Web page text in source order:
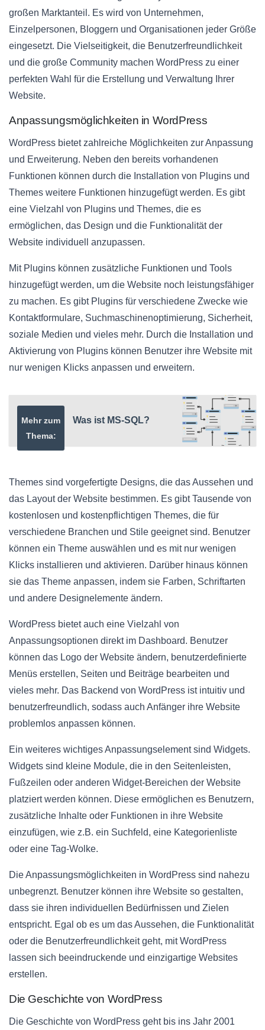
großen Marktanteil. Es wird von Unternehmen,
Einzelpersonen, Bloggern und Organisationen jeder Größe
eingesetzt. Die Vielseitigkeit, die Benutzerfreundlichkeit
und die große Community machen WordPress zu einer
perfekten Wahl für die Erstellung und Verwaltung Ihrer
Website.
Anpassungsmöglichkeiten in WordPress
WordPress bietet zahlreiche Möglichkeiten zur Anpassung
und Erweiterung. Neben den bereits vorhandenen
Funktionen können durch die Installation von Plugins und
Themes weitere Funktionen hinzugefügt werden. Es gibt
eine Vielzahl von Plugins und Themes, die es
ermöglichen, das Design und die Funktionalität der
Website individuell anzupassen.
Mit Plugins können zusätzliche Funktionen und Tools
hinzugefügt werden, um die Website noch leistungsfähiger
zu machen. Es gibt Plugins für verschiedene Zwecke wie
Kontaktformulare, Suchmaschinenoptimierung, Sicherheit,
soziale Medien und vieles mehr. Durch die Installation und
Aktivierung von Plugins können Benutzer ihre Website mit
nur wenigen Klicks anpassen und erweitern.
Mehr zum
Thema:
Was ist MS-SQL?
Themes sind vorgefertigte Designs, die das Aussehen und
das Layout der Website bestimmen. Es gibt Tausende von
kostenlosen und kostenpflichtigen Themes, die für
verschiedene Branchen und Stile geeignet sind. Benutzer
können ein Theme auswählen und es mit nur wenigen
Klicks installieren und aktivieren. Darüber hinaus können
sie das Theme anpassen, indem sie Farben, Schriftarten
und andere Designelemente ändern.
WordPress bietet auch eine Vielzahl von
Anpassungsoptionen direkt im Dashboard. Benutzer
können das Logo der Website ändern, benutzerdefinierte
Menüs erstellen, Seiten und Beiträge bearbeiten und
vieles mehr. Das Backend von WordPress ist intuitiv und
benutzerfreundlich, sodass auch Anfänger ihre Website
problemlos anpassen können.
Ein weiteres wichtiges Anpassungselement sind Widgets.
Widgets sind kleine Module, die in den Seitenleisten,
Fußzeilen oder anderen Widget-Bereichen der Website
platziert werden können. Diese ermöglichen es Benutzern,
zusätzliche Inhalte oder Funktionen in ihre Website
einzufügen, wie z.B. ein Suchfeld, eine Kategorienliste
oder eine Tag-Wolke.
Die Anpassungsmöglichkeiten in WordPress sind nahezu
unbegrenzt. Benutzer können ihre Website so gestalten,
dass sie ihren individuellen Bedürfnissen und Zielen
entspricht. Egal ob es um das Aussehen, die Funktionalität
oder die Benutzerfreundlichkeit geht, mit WordPress
lassen sich beeindruckende und einzigartige Websites
erstellen.
Die Geschichte von WordPress
Die Geschichte von WordPress geht bis ins Jahr 2001